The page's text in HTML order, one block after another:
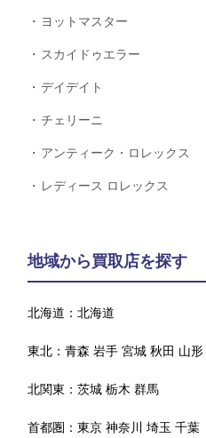
ヨットマスター
スカイドゥエラー
デイデイト
チェリーニ
アンティーク・ロレックス
レディース ロレックス
地域から買取店を探す
北海道：北海道
東北：青森 岩手 宮城 秋田 山形
北関東：茨城 栃木 群馬
首都圏：東京 神奈川 埼玉 千葉